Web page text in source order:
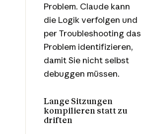
Problem. Claude kann
die Logik verfolgen und
per Troubleshooting das
Problem identifizieren,
damit Sie nicht selbst
debuggen müssen.
Lange Sitzungen
kompilieren statt zu
driften